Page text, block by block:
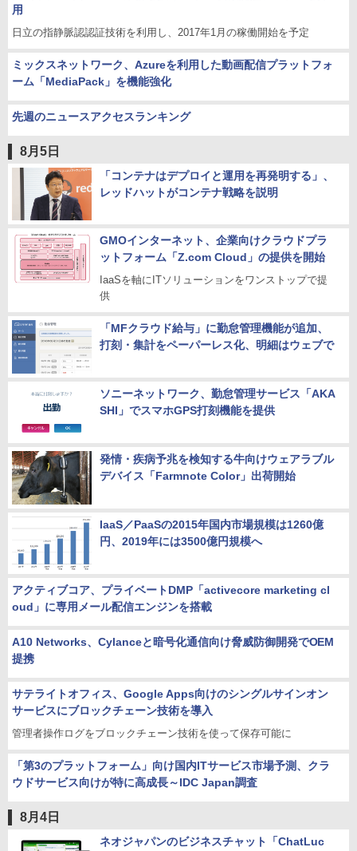
用
日立の指静脈認認証技術を利用し、2017年1月の稼働開始を予定
ミックスネットワーク、Azureを利用した動画配信プラットフォ
ーム「MediaPack」を機能強化
先週のニュースアクセスランキング
8月5日
「コンテナはデプロイと運用を再発明する」、
レッドハットがコンテナ戦略を説明
GMOインターネット、企業向けクラウドプラ
ットフォーム「Z.com Cloud」の提供を開始
IaaSを軸にITソリューションをワンストップで提
供
「MFクラウド給与」に勤怠管理機能が追加、
打刻・集計をペーパーレス化、明細はウェブで
ソニーネットワーク、勤怠管理サービス「AKA
SHI」でスマホGPS打刻機能を提供
発情・疾病予兆を検知する牛向けウェアラブル
デバイス「Farmnote Color」出荷開始
IaaS／PaaSの2015年国内市場規模は1260億
円、2019年には3500億円規模へ
アクティブコア、プライベートDMP「activecore marketing cl
oud」に専用メール配信エンジンを搭載
A10 Networks、Cylanceと暗号化通信向け脅威防御開発でOEM
提携
サテライトオフィス、Google Apps向けのシングルサインオン
サービスにブロックチェーン技術を導入
管理者操作ログをブロックチェーン技術を使って保存可能に
「第3のプラットフォーム」向け国内ITサービス市場予測、クラ
ウドサービス向けが特に高成長～IDC Japan調査
8月4日
ネオジャパンのビジネスチャット「ChatLuc